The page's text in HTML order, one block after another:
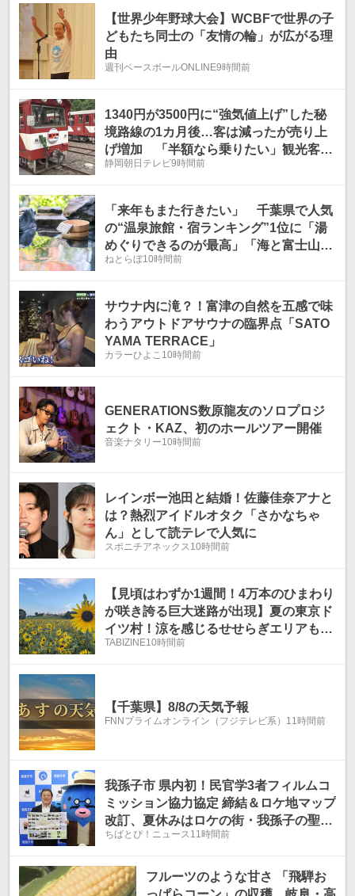
温
温
【世界少年野球大会】WCBFで世界の子
どもたち同士の「友情の輪」が広がる理
由
週刊ベースボールONLINE9時間前
1340円が3500円に“強気値上げ”した秘
境路線の1カ月後…客は減ったが売り上
げ増加 「半額なら乗りたい」観光客の
声も 静岡・大井川鉄道井川線
静岡朝日テレビ9時間前
「来年もまた行きたい」 千葉県で人気
の“温泉旅館・宿ランキング”1位に「湯
めぐりできるのが最高」「海と富士山の
絶景に感動」の声
ねとらぼ10時間前
サウナ内に滝？！富津の自然を五感で味
わうアウトドアサウナの臨界点「SATO
YAMA TERRACE」
カラーひよこ 10時間前
GENERATIONS数原龍友のソロプロジ
ェクト・KAZ、初のホールツアー開催
音楽ナタリー10時間前
レインボー池田と結婚！佐藤佳奈アナと
は？熱烈アイドルオタク「さかなちゃ
ん」として読テレで人気に
スポニチアネックス 10時間前
【見頃はわずか1週間！4万本のひまわり
が咲き誇る巨大迷路が出現】夏の東京ド
イツ村！涼を感じるせせらぎエリアも｜
千葉県・袖ケ浦
TABIZINE10時間前
【千葉県】8/8の天気予報
FNNプライムオンライン（フジテレビ系） 11時間前
我孫子市 県内初！民官学3者フィルムコ
ミッション協力協定 締結＆ロケ地マップ
改訂、夏休みはロケの街・我孫子の聖地
巡礼へ！ - ちばとぴ！
ちばとぴ！ニュース 11時間前
フルーツのような甘さ 「飛騨お